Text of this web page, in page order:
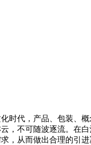
代，产品、包装、
不可随波逐流。在
从而做出合理的引